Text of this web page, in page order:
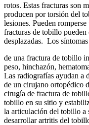
rotos. Estas fracturas son
producen por torsión del
lesiones. Pueden
fracturas de tobillo pueden
desplazadas. Los síntomas
de una fractura de tobillo
peso, hinchazón,
Las radiografías ayudan a
de un cirujano ortopédico
cirugía de fractura de
tobillo en su sitio y
la articulación del tobillo a
desarrollar artritis del